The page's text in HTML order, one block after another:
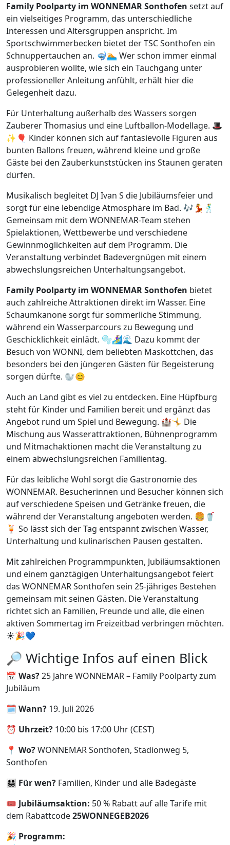
Family Poolparty im WONNEMAR Sonthofen setzt auf
ein vielseitiges Programm, das unterschiedliche
Interessen und Altersgruppen anspricht. Im
Sportschwimmerbecken bietet der TSC Sonthofen ein
Schnuppertauchen an. 🤿🏊 Wer schon immer einmal
ausprobieren wollte, wie sich ein Tauchgang unter
professioneller Anleitung anfühlt, erhält hier die
Gelegenheit dazu.
Für Unterhaltung außerhalb des Wassers sorgen
Zauberer Thomasius und eine Luftballon-Modellage. 🎩
✨🎈 Kinder können sich auf fantasievolle Figuren aus
bunten Ballons freuen, während kleine und große
Gäste bei den Zauberkunststücken ins Staunen geraten
dürfen.
Musikalisch begleitet DJ Ivan S die Jubiläumsfeier und
sorgt für eine lebendige Atmosphäre im Bad. 🎶💃🕺
Gemeinsam mit dem WONNEMAR-Team stehen
Spielaktionen, Wettbewerbe und verschiedene
Gewinnmöglichkeiten auf dem Programm. Die
Veranstaltung verbindet Badevergnügen mit einem
abwechslungsreichen Unterhaltungsangebot.
Family Poolparty im WONNEMAR Sonthofen bietet
auch zahlreiche Attraktionen direkt im Wasser. Eine
Schaumkanone sorgt für sommerliche Stimmung,
während ein Wasserparcours zu Bewegung und
Geschicklichkeit einlädt. 🫧🏄‍♀️🌊 Dazu kommt der
Besuch von WONNI, dem beliebten Maskottchen, das
besonders bei den jüngeren Gästen für Begeisterung
sorgen dürfte. 🦭😊
Auch an Land gibt es viel zu entdecken. Eine Hüpfburg
steht für Kinder und Familien bereit und ergänzt das
Angebot rund um Spiel und Bewegung. 🏰🤸 Die
Mischung aus Wasserattraktionen, Bühnenprogramm
und Mitmachaktionen macht die Veranstaltung zu
einem abwechslungsreichen Familientag.
Für das leibliche Wohl sorgt die Gastronomie des
WONNEMAR. Besucherinnen und Besucher können sich
auf verschiedene Speisen und Getränke freuen, die
während der Veranstaltung angeboten werden. 🍔🥤
🍹 So lässt sich der Tag entspannt zwischen Wasser,
Unterhaltung und kulinarischen Pausen gestalten.
Mit zahlreichen Programmpunkten, Jubiläumsaktionen
und einem ganztägigen Unterhaltungsangebot feiert
das WONNEMAR Sonthofen sein 25-jähriges Bestehen
gemeinsam mit seinen Gästen. Die Veranstaltung
richtet sich an Familien, Freunde und alle, die einen
aktiven Sommertag im Freizeitbad verbringen möchten.
☀️🎉💙
🔎 Wichtige Infos auf einen Blick
📅 Was?25 Jahre WONNEMAR – Family Poolparty zum
Jubiläum
🗓️ Wann? 19. Juli 2026
⏰ Uhrzeit? 10:00 bis 17:00 Uhr (CEST)
📍 Wo?WONNEMAR Sonthofen, Stadionweg 5,
Sonthofen
👨‍👩‍👧‍👦 Für wen? Familien, Kinder und alle Badegäste
🎟️ Jubiläumsaktion: 50 % Rabatt auf alle Tarife mit
dem Rabattcode25WONNEGEB2026
🎉 Programm: